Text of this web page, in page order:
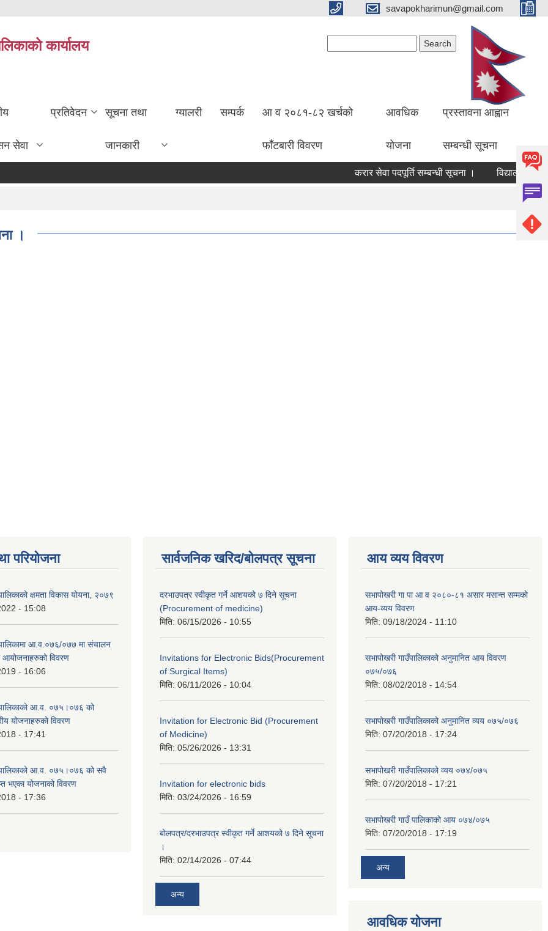
savapokharimun@gmail.com
कार्यालय
सेवा
प्रतिवेदन सूचना तथा
जानकारी
ग्यालरी सम्पर्क आ व २०८१-८२ खर्चको
फाँटबारी विवरण
आवधिक
योजना
प्रस्तावना आह्वान
सम्बन्धी सूचना
करार सेवा पदपूर्ति सम्बन्धी सूचना ।
।
परियोजना
क्षमता विकास योयना, २०७९
- 15:08
आ.व.०७६/०७७ मा संचालन
आयोजनाहरुको विवरण
- 16:06
आ.व. ०७५।०७६ को
योजनाहरुको विवरण
- 17:41
आ.व. ०७५।०७६ को सवै
भएका योजनाको विवरण
- 17:36
सार्वजनिक खरिद/बोलपत्र सूचना
दरभाउपत्र स्वीकृत गर्ने आशयको ७ दिने सूचना
(Procurement of medicine)
मिति: 06/15/2026 - 10:55
Invitations for Electronic Bids(Procurement
of Surgical Items)
मिति: 06/11/2026 - 10:04
Invitation for Electronic Bid (Procurement
of Medicine)
मिति: 05/26/2026 - 13:31
Invitation for electronic bids
मिति: 03/24/2026 - 16:59
बोलपत्र/दरभाउपत्र स्वीकृत गर्ने आशयको ७ दिने सूचना
।
मिति: 02/14/2026 - 07:44
अन्य
आय व्यय विवरण
सभापोखरी गा पा आ व २०८०-८१ असार मसान्त सम्मको
आय-व्यय विवरण
मिति: 09/18/2024 - 11:10
सभापोखरी गाउँपालिकाको अनुमानित आय विवरण
०७५/०७६
मिति: 08/02/2018 - 14:54
सभापोखरी गाउँपालिकाको अनुमानित व्यय ०७५/०७६
मिति: 07/20/2018 - 17:24
सभापोखरी गाउँपालिकाको व्यय ०७४/०७५
मिति: 07/20/2018 - 17:21
सभापोखरी गाउँ पालिकाको आय ०७४/०७५
मिति: 07/20/2018 - 17:19
अन्य
आवधिक योजना